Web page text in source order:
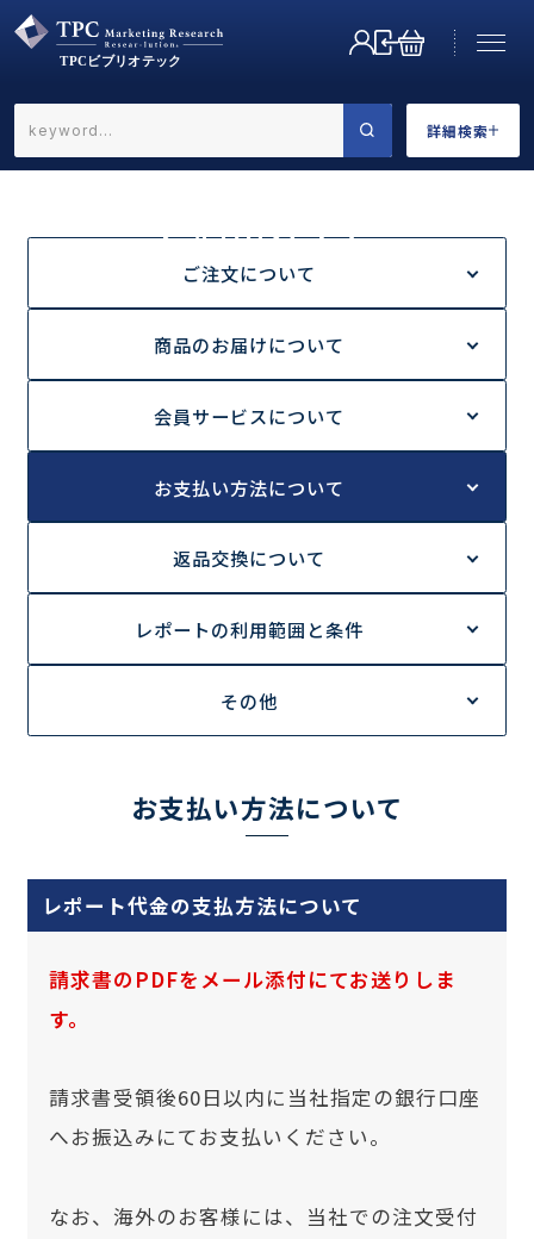
詳細検索
←戻る
カテゴリで選ぶ
調査の種類で選ぶ
リセット 検索する
ご利用ガイド
ご注文について
商品のお届けについて
会員サービスについて
お支払い方法について
返品交換について
レポートの利用範囲と条件
その他
お支払い方法について
レポート代金の支払方法について
請求書のPDFをメール添付にてお送りしま
す。
請求書受領後60日以内に当社指定の銀行口座
へお振込みにてお支払いください。
なお、海外のお客様には、当社での注文受付